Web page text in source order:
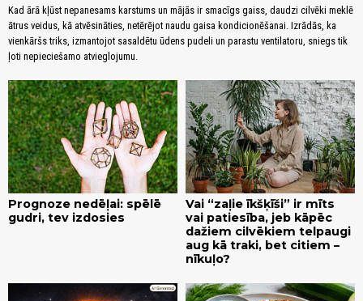
Kad ārā kļūst nepanesams karstums un mājās ir smacīgs gaiss, daudzi cilvēki meklē
ātrus veidus, kā atvēsināties, netērējot naudu gaisa kondicionēšanai. Izrādās, ka
vienkāršs triks, izmantojot sasaldētu ūdens pudeli un parastu ventilatoru, sniegs tik
ļoti nepieciešamo atvieglojumu.
Prognoze nedēļai: spēlē
gudri, tev izdosies
Vai “zaļie īkšķīši” ir mīts
vai patiesība, jeb kāpēc
dažiem cilvēkiem telpaugi
aug kā traki, bet citiem –
nīkuļo?